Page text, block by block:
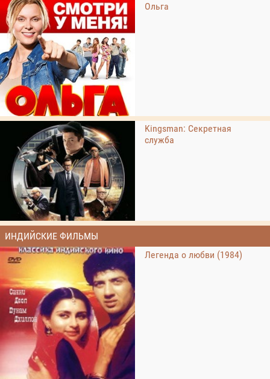
Ольга
Kingsman: Секретная
служба
ИНДИЙСКИЕ ФИЛЬМЫ
Легенда о любви (1984)